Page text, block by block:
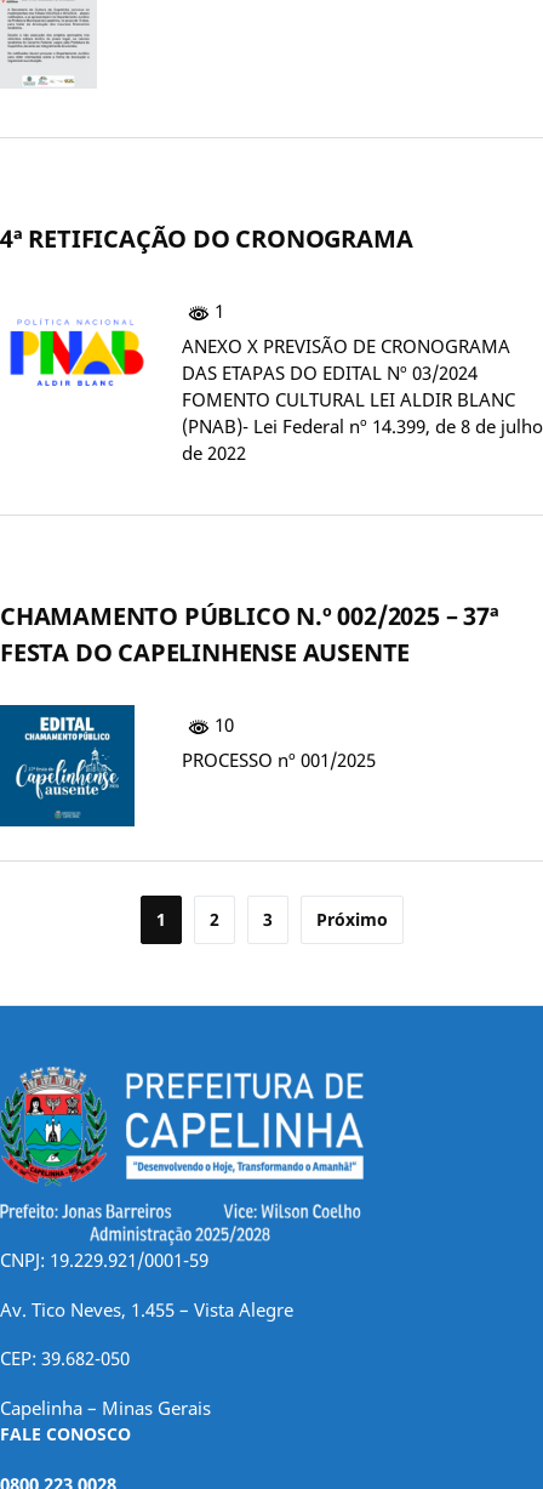
4ª RETIFICAÇÃO DO CRONOGRAMA
1
ANEXO X PREVISÃO DE CRONOGRAMA
DAS ETAPAS DO EDITAL Nº 03/2024
FOMENTO CULTURAL LEI ALDIR BLANC
(PNAB)- Lei Federal nº 14.399, de 8 de julho
de 2022
CHAMAMENTO PÚBLICO N.º 002/2025 – 37ª
FESTA DO CAPELINHENSE AUSENTE
10
PROCESSO nº 001/2025
Paginação
posts
1 2 3 Próximo
CNPJ: 19.229.921/0001-59
Av. Tico Neves, 1.455 – Vista Alegre
CEP: 39.682-050
Capelinha – Minas Gerais
FALE CONOSCO